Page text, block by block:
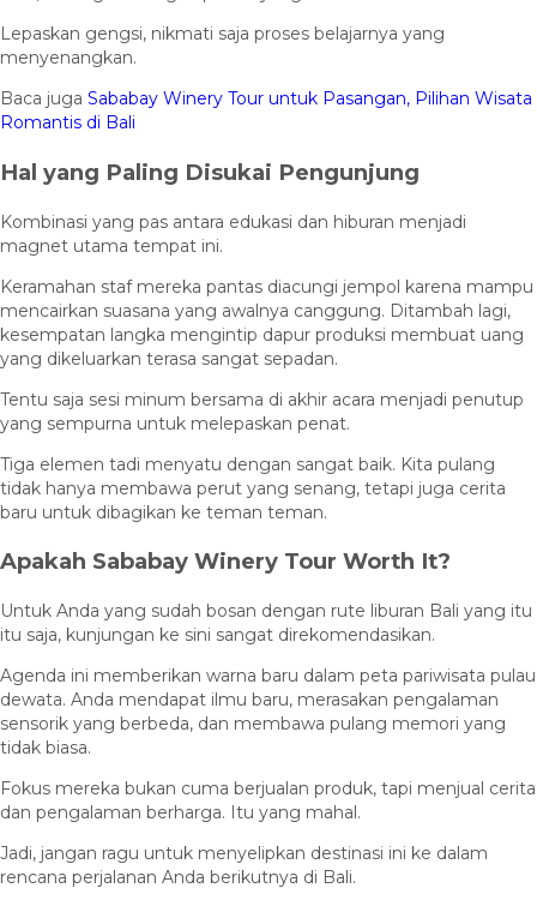
Lepaskan gengsi, nikmati saja proses belajarnya yang
menyenangkan.
Baca juga Sababay Winery Tour untuk Pasangan, Pilihan Wisata
Romantis di Bali
Hal yang Paling Disukai Pengunjung
Kombinasi yang pas antara edukasi dan hiburan menjadi
magnet utama tempat ini.
Keramahan staf mereka pantas diacungi jempol karena mampu
mencairkan suasana yang awalnya canggung. Ditambah lagi,
kesempatan langka mengintip dapur produksi membuat uang
yang dikeluarkan terasa sangat sepadan.
Tentu saja sesi minum bersama di akhir acara menjadi penutup
yang sempurna untuk melepaskan penat.
Tiga elemen tadi menyatu dengan sangat baik. Kita pulang
tidak hanya membawa perut yang senang, tetapi juga cerita
baru untuk dibagikan ke teman teman.
Apakah Sababay Winery Tour Worth It?
Untuk Anda yang sudah bosan dengan rute liburan Bali yang itu
itu saja, kunjungan ke sini sangat direkomendasikan.
Agenda ini memberikan warna baru dalam peta pariwisata pulau
dewata. Anda mendapat ilmu baru, merasakan pengalaman
sensorik yang berbeda, dan membawa pulang memori yang
tidak biasa.
Fokus mereka bukan cuma berjualan produk, tapi menjual cerita
dan pengalaman berharga. Itu yang mahal.
Jadi, jangan ragu untuk menyelipkan destinasi ini ke dalam
rencana perjalanan Anda berikutnya di Bali.